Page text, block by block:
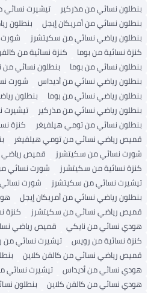
بنطلون نسائي من مذركير
تيشيرت
بنطلون نسائي من أمريكان إيجل
بنطلون
بنطلون رياضي نسائي من سكيتشرز
شورت
كنزة نسائية من بوما
كنزة نسائية من
بنطلون نسائي من بوما
بنطلون نسائي من
بنطلون رياضي نسائي من أديداس
شورت
بنطلون رياضي نسائي من بوما
بنطلون
بنطلون رياضي نسائي من مذركير
تيشيرت
بنطلون نسائي من تومي هيلفيغر
كنزة
قميص رياضي نسائي من تومي هيلفيغر
شورت نسائي من سكيتشرز
قميص رياضي
كنزة نسائية من سكيتشرز
شورت نسائي
تيشيرت نسائي من سكيتشرز
شورت
بنطلون رياضي نسائي من أمريكان إيجل
قميص رياضي نسائي من سكيتشرز
كنزة
هودي نسائي من نايكي
قميص رياضي
كنزة نسائية من رويس
تيشيرت نسائي
قميص رياضي نسائي من كالفن كلاين
هودي نسائي من أديداس
تيشيرت نسائي
هودي نسائي من كالفن كلاين
بنطلون